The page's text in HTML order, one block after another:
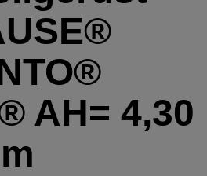
AH= 4,30
m